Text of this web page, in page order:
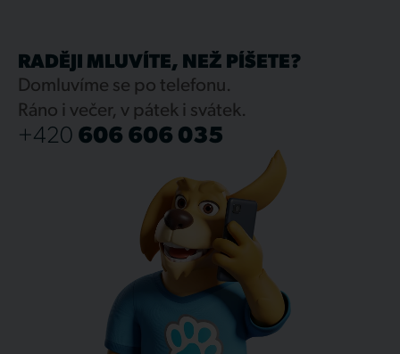
RADĚJI MLUVÍTE, NEŽ PÍŠETE?
Domluvíme se po telefonu.
Ráno i večer, v pátek i svátek.
+420 606 606 035